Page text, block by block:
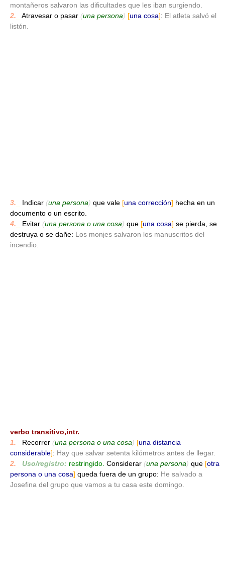
montañeros salvaron las dificultades que les iban surgiendo.
2.
Atravesar o pasar (una persona) [una cosa]: El atleta salvó el
listón.
3. Indicar (una persona) que vale [una corrección] hecha en un
documento o un escrito.
4.
Evitar (una persona o una cosa) que [una cosa] se pierda, se
destruya o se dañe: Los monjes salvaron los manuscritos del
incendio.
verbo transitivo,intr.
1.
Recorrer (una persona o una cosa) [una distancia
considerable]: Hay que salvar setenta kilómetros antes de llegar.
2.
Uso/registro: restringido. Considerar (una persona) que [otra
persona o una cosa] queda fuera de un grupo: He salvado a
Josefina del grupo que vamos a tu casa este domingo.